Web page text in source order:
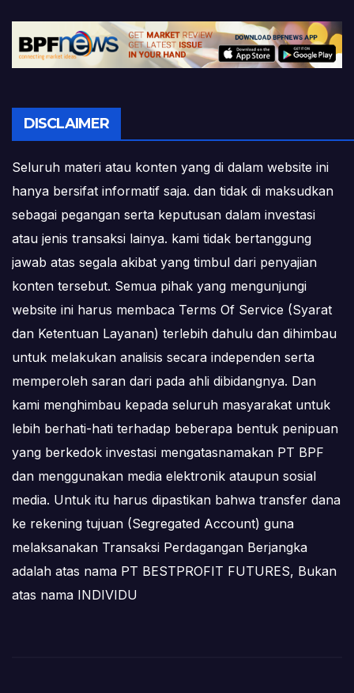
DISCLAIMER
Seluruh materi atau konten yang di dalam website ini
hanya bersifat informatif saja. dan tidak di maksudkan
sebagai pegangan serta keputusan dalam investasi
atau jenis transaksi lainya. kami tidak bertanggung
jawab atas segala akibat yang timbul dari penyajian
konten tersebut. Semua pihak yang mengunjungi
website ini harus membaca Terms Of Service (Syarat
dan Ketentuan Layanan) terlebih dahulu dan dihimbau
untuk melakukan analisis secara independen serta
memperoleh saran dari pada ahli dibidangnya. Dan
kami menghimbau kepada seluruh masyarakat untuk
lebih berhati-hati terhadap beberapa bentuk penipuan
yang berkedok investasi mengatasnamakan PT BPF
dan menggunakan media elektronik ataupun sosial
media. Untuk itu harus dipastikan bahwa transfer dana
ke rekening tujuan (Segregated Account) guna
melaksanakan Transaksi Perdagangan Berjangka
adalah atas nama PT BESTPROFIT FUTURES, Bukan
atas nama INDIVIDU